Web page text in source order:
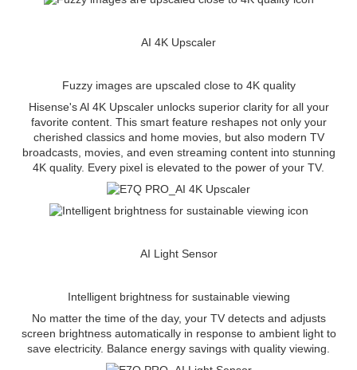
AI 4K Upscaler
Fuzzy images are upscaled close to 4K quality
Hisense's Al 4K Upscaler unlocks superior clarity for all your
favorite content. This smart feature reshapes not only your
cherished classics and home movies, but also modern TV
broadcasts, movies, and even streaming content into stunning
4K quality. Every pixel is elevated to the power of your TV.
AI Light Sensor
Intelligent brightness for sustainable viewing
No matter the time of the day, your TV detects and adjusts
screen brightness automatically in response to ambient light to
save electricity. Balance energy savings with quality viewing.